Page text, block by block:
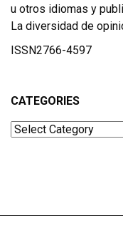
u otros idiomas y
La diversidad de
ISSN2766-4597
CATEGORIES
Categories